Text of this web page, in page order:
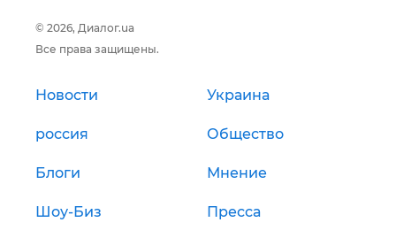
© 2026, Диалог.ua
Все права защищены.
Новости Украина
россия Общество
Блоги Мнение
Шоу-Биз Пресса